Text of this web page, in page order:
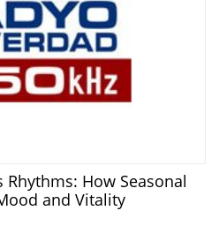
Rhythms: How Seasonal
and Vitality